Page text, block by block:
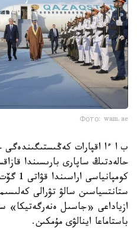
Фото: wam.ae
ب ا ءا اقپارات
ستانتسياسىن سالۋ تۋرالى
ازياداعى «جاسىل ەنەرگەتيكا»
باستاماعا اينالۋى مۇمكىن.